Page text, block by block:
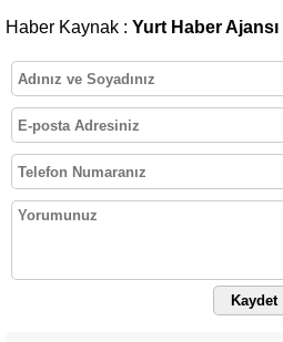
Haber Kaynak : Yurt Haber Ajansı
Kaydet